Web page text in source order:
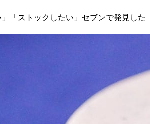
」「ストックしたい」セブンで発見した